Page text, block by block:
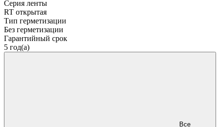
Серия ленты
RT открытая
Тип герметизации
Без герметизации
Гарантийный срок
5 год(а)